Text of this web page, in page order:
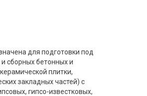
для подготовки под
сборных бетонных и
плитки,
закладных частей) с
гипсо-известковых,